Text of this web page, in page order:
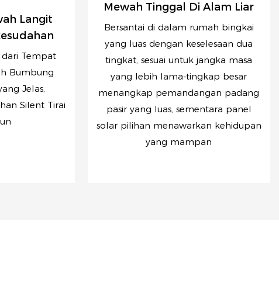
Langit
Tempat
Bumbung
Jelas,
Silent Tirai
Mewah Tinggal Di Alam Liar
Bersantai di dalam rumah bingkai
yang luas dengan keselesaan dua
tingkat, sesuai untuk jangka masa
yang lebih lama-tingkap besar
menangkap pemandangan padang
pasir yang luas, sementara panel
solar pilihan menawarkan kehidupan
yang mampan